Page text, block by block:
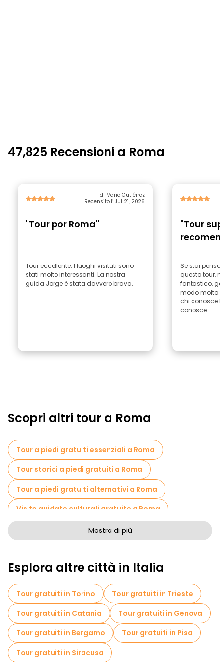
47,825 Recensioni a Roma
di Mario Gutiérrez
Recensito l’ Jul 21, 2026
"Tour por Roma"
Tour eccellente. I luoghi visitati sono
stati molto interessanti. La nostra
guida Jorge è stata davvero brava.
"Tour
Se stai
questo tour,
fantastico,
modo molto
chi conosce
conosce...
Scopri altri tour a Roma
Tour a piedi gratuiti essenziali a Roma
Tour storici a piedi gratuiti a Roma
Tour a piedi gratuiti alternativi a Roma
Visite guidate culturali gratuite a Roma
Tour a piedi senza arte a Roma
Attività sportive a Roma
Visite autoguidate in Roma
Visite gratuite alla guerra in Roma
Visite gratuite ai quartieri ebraici di Roma
Crociere in Roma
Mostra di più
Esplora altre città in Italia
Tour gratuiti in Torino
Tour gratuiti in Trieste
Tour gratuiti in Catania
Tour gratuiti in Genova
Tour gratuiti in Bergamo
Tour gratuiti in Pisa
Tour gratuiti in Siracusa